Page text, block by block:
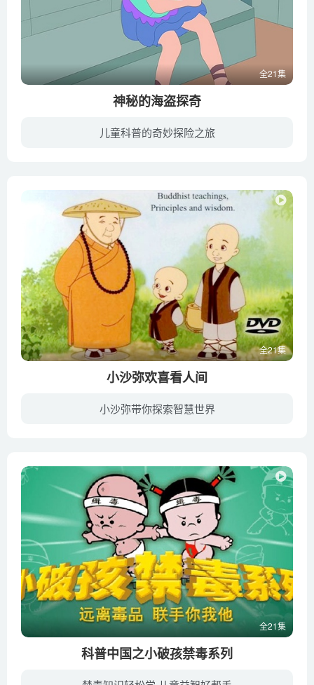
全21集
神秘的海盗探奇
儿童科普的奇妙探险之旅
全21集
小沙弥欢喜看人间
小沙弥带你探索智慧世界
全21集
科普中国之小破孩禁毒系列